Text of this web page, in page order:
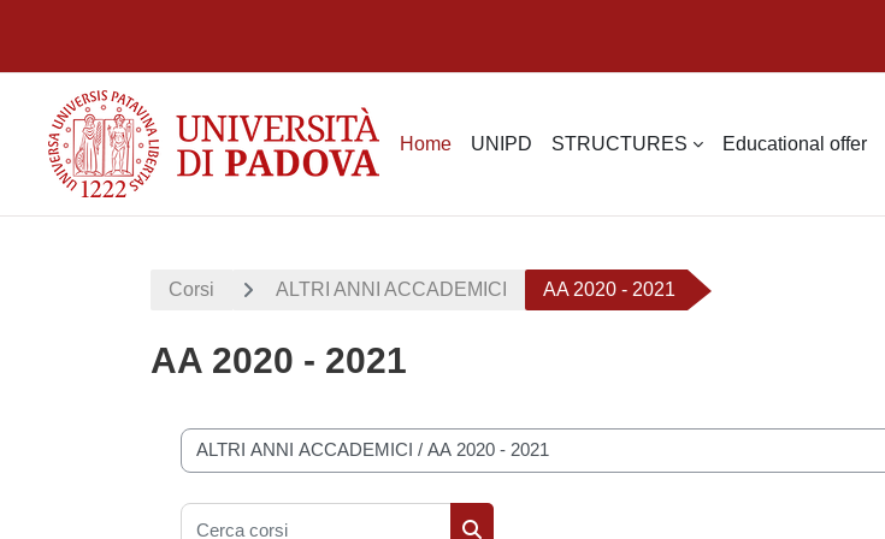
Home UNIPD STRUCTURES Educational offer
Corsi ALTRI ANNI ACCADEMICI AA 2020 - 2021
AA 2020 - 2021
Categorie di corso
Cerca corsi